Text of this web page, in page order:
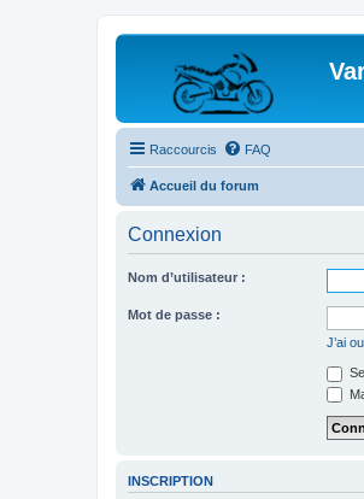
Raccourcis FAQ
Accueil du forum
Connexion
Nom d’utilisateur :
Mot de passe :
J’ai
INSCRIPTION